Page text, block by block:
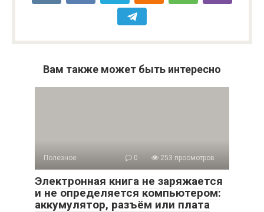
Вам также может быть интересно
Полезное 0 253 просмотров
Электронная книга не заряжается
и не определяется компьютером:
аккумулятор, разъём или плата